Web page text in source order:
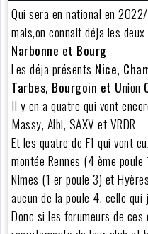
Qui sera en national en
mais,on connait déja les
Narbonne et Bourg
Les déja présents Nice,
Tarbes, Bourgoin et Union
Il y en a quatre qui vont
Massy, Albi, SAXV et VRDR
Et les quatre de F1 qui vont
montée Rennes (4 ème
Nimes (1 er poule 3) et
aucun de la poule 4, celle qui
Donc si les forumeurs de